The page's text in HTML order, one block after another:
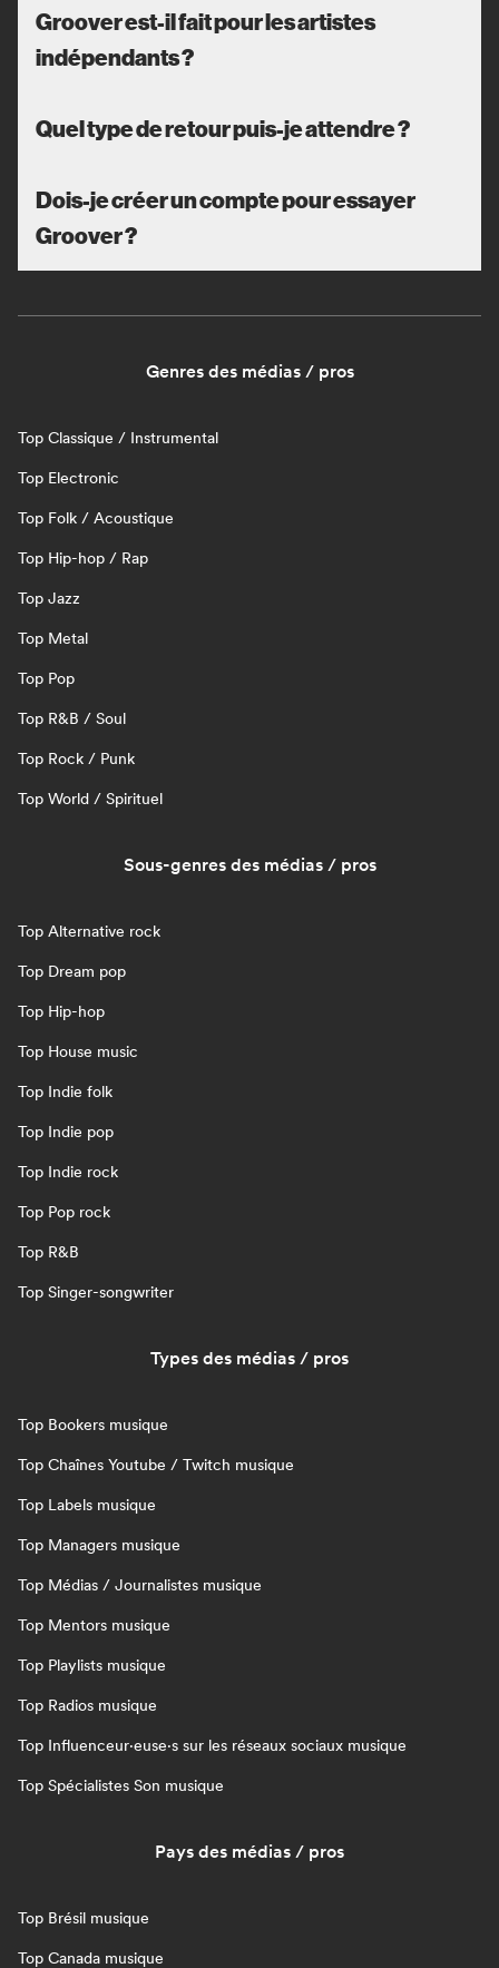
Groover est-il fait pour les artistes
indépendants ?
Quel type de retour puis-je attendre ?
Dois-je créer un compte pour essayer
Groover ?
Genres des médias / pros
Top Classique / Instrumental
Top Electronic
Top Folk / Acoustique
Top Hip-hop / Rap
Top Jazz
Top Metal
Top Pop
Top R&B / Soul
Top Rock / Punk
Top World / Spirituel
Sous-genres des médias / pros
Top Alternative rock
Top Dream pop
Top Hip-hop
Top House music
Top Indie folk
Top Indie pop
Top Indie rock
Top Pop rock
Top R&B
Top Singer-songwriter
Types des médias / pros
Top Bookers musique
Top Chaînes Youtube / Twitch musique
Top Labels musique
Top Managers musique
Top Médias / Journalistes musique
Top Mentors musique
Top Playlists musique
Top Radios musique
Top Influenceur·euse·s sur les réseaux sociaux musique
Top Spécialistes Son musique
Pays des médias / pros
Top Brésil musique
Top Canada musique